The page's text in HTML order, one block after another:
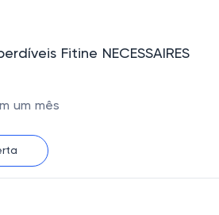
Fitine NECESSAIRES
um mês